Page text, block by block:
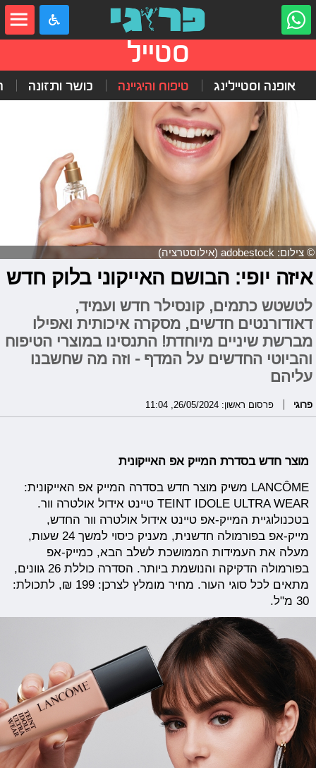
סטייל
אופנה וסטיילינג טיפוח והיגיינה כושר ותזונה
© צילום: adobestock (אילוסטרציה)
איזה יופי: הבושם האייקוני בלוק חדש
לטשטש כתמים, קונסילר חדש ועמיד,
דאודורנטים חדשים, מסקרה איכותית ואפילו
מברשת שיניים מיוחדת! התנסינו במוצרי הטיפוח
והביוטי החדשים על המדף - וזה מה שחשבנו
עליהם
פרוגי פרסום ראשון: 26/05/2024, 11:04
מוצר חדש בסדרת המייק אפ האייקונית
LANCÔME משיק מוצר חדש בסדרה המייק אפ האייקונית:
TEINT IDOLE ULTRA WEAR טיינט אידול אולטרה וור.
בטכנולוגיית המייק-אפ טיינט אידול אולטרה וור החדש,
מייק-אפ בפורמולה חדשנית, מעניק כיסוי למשך 24 שעות,
מעלה את העמידות הממושכת לשלב הבא, כמייק-אפ
בפורמולה הדקיקה והנושמת ביותר. הסדרה כוללת 26 גוונים,
מתאים לכל סוגי העור. מחיר מומלץ לצרכן: 199 ₪, לתכולת:
30 מ"ל.